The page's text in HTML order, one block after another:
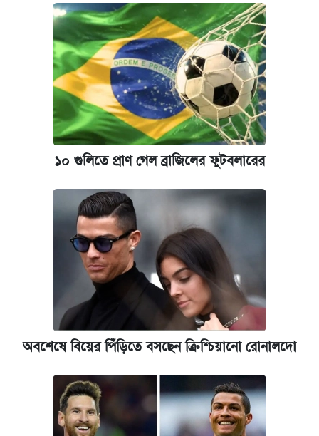
১০ গুলিতে প্রাণ গেল ব্রাজিলের ফুটবলারের
অবশেষে বিয়ের পিঁড়িতে বসছেন ক্রিশ্চিয়ানো রোনালদো